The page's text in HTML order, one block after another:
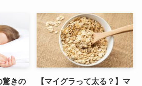
驚きの
【マイグラって太る？】マ